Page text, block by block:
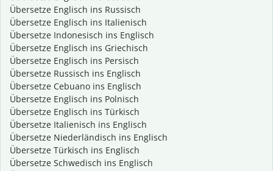
Übersetze Englisch ins Russisch
Übersetze Englisch ins Italienisch
Übersetze Indonesisch ins Englisch
Übersetze Englisch ins Griechisch
Übersetze Englisch ins Persisch
Übersetze Russisch ins Englisch
Übersetze Cebuano ins Englisch
Übersetze Englisch ins Polnisch
Übersetze Englisch ins Türkisch
Übersetze Italienisch ins Englisch
Übersetze Niederländisch ins Englisch
Übersetze Türkisch ins Englisch
Übersetze Schwedisch ins Englisch